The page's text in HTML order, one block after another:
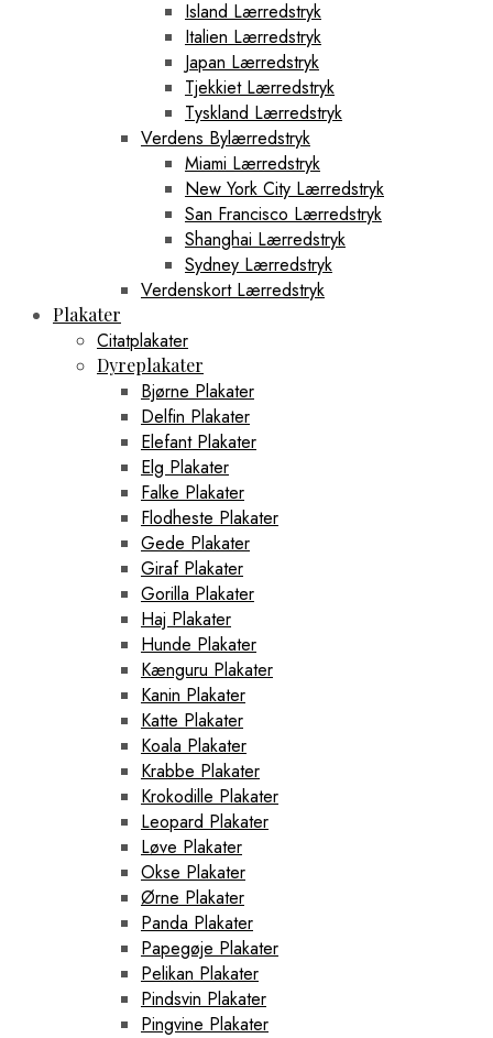
Island Lærredstryk
Italien Lærredstryk
Japan Lærredstryk
Tjekkiet Lærredstryk
Tyskland Lærredstryk
Verdens Bylærredstryk
Miami Lærredstryk
New York City Lærredstryk
San Francisco Lærredstryk
Shanghai Lærredstryk
Sydney Lærredstryk
Verdenskort Lærredstryk
Plakater
Citatplakater
Dyreplakater
Bjørne Plakater
Delfin Plakater
Elefant Plakater
Elg Plakater
Falke Plakater
Flodheste Plakater
Gede Plakater
Giraf Plakater
Gorilla Plakater
Haj Plakater
Hunde Plakater
Kænguru Plakater
Kanin Plakater
Katte Plakater
Koala Plakater
Krabbe Plakater
Krokodille Plakater
Leopard Plakater
Løve Plakater
Okse Plakater
Ørne Plakater
Panda Plakater
Papegøje Plakater
Pelikan Plakater
Pindsvin Plakater
Pingvine Plakater